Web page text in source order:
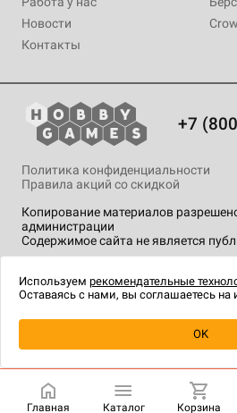
Уведомить о
Новости
Контакты
+7
Копирование материалов
администрации
Содержимое сайта не является
Политика конфиденциальности
Правила акций со скидкой
технологии.
Главная Каталог Корзина
Используем рекомендательные
Оставаясь с нами, вы соглашаетесь на
OK